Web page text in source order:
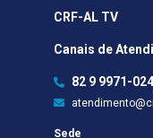
CRF-AL TV
Canais de
82 9 9971-
Sede